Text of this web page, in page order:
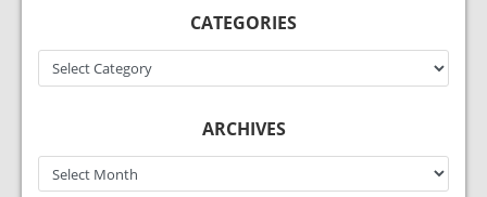
CATEGORIES
Categories
ARCHIVES
Archives